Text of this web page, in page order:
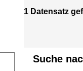
1 Datensatz
Suche